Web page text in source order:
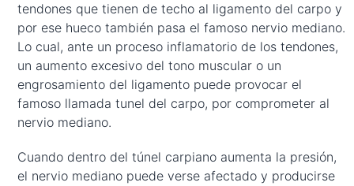
tendones que tienen de techo al ligamento del carpo y
por ese hueco también pasa el famoso nervio mediano.
Lo cual, ante un proceso inflamatorio de los tendones,
un aumento excesivo del tono muscular o un
engrosamiento del ligamento puede provocar el
famoso llamada tunel del carpo, por comprometer al
nervio mediano.
Cuando dentro del túnel carpiano aumenta la presión,
el nervio mediano puede verse afectado y producirse